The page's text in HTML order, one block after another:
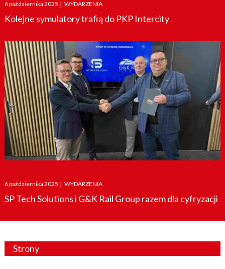
on
6 października 2025 | WYDARZENIA
Kolejne symulatory trafią do PKP Intercity
Posted
on
6 października 2025 | WYDARZENIA
SP Tech Solutions i G&K Rail Group razem dla cyfryzacji
Strony